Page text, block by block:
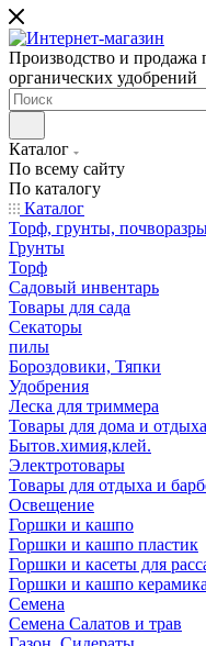
Производство и продажа
органических удобрений
Каталог
По всему сайту
По каталогу
Каталог
Торф, грунты,
Грунты
Торф
Садовый инвентарь
Товары для сада
Секаторы
пилы
Бороздовики, Тяпки
Удобрения
Леска для триммера
Товары для дома и отдыха
Бытов.химия,клей.
Электротовары
Товары для отдыха и
Освещение
Горшки и кашпо
Горшки и кашпо пластик
Горшки и касеты для
Горшки и кашпо керамика
Семена
Семена Салатов и трав